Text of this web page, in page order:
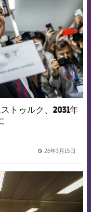
トゥルク、2031年
26年3月15日
badge